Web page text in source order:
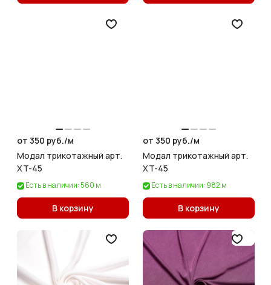
от 350 руб./м
Модал трикотажный арт.
XT-45
Есть в наличии: 560 м
В корзину
от 350 руб./м
Модал трикотажный арт.
XT-45
Есть в наличии: 982 м
В корзину